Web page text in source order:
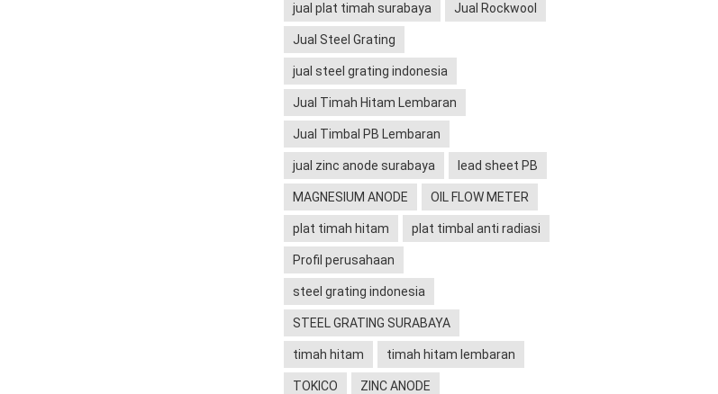
jual plat timah surabaya Jual Rockwool
Jual Steel Grating
jual steel grating indonesia
Jual Timah Hitam Lembaran
Jual Timbal PB Lembaran
jual zinc anode surabaya lead sheet PB
MAGNESIUM ANODE OIL FLOW METER
plat timah hitam plat timbal anti radiasi
Profil perusahaan
steel grating indonesia
STEEL GRATING SURABAYA
timah hitam timah hitam lembaran
TOKICO ZINC ANODE